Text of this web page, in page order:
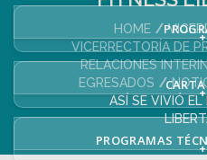
+
+
PROGRAMAS +
HOME
VICERRECTORÍA DE
RELACIONES
EGRESADOS
ASÍ SE VIVIÓ